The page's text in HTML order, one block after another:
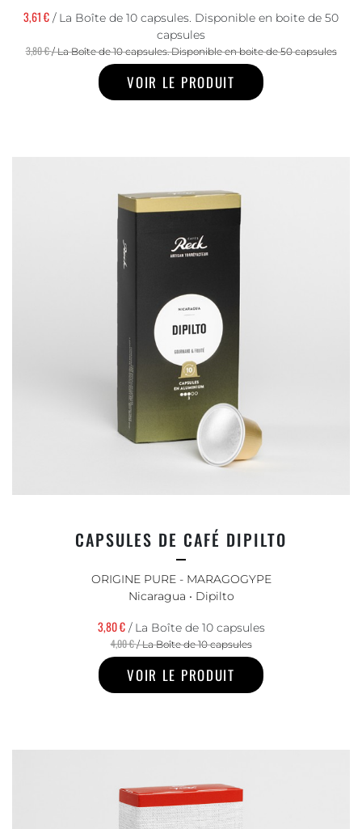
3,61 € / La Boîte de 10 capsules. Disponible en boite de 50
capsules
3,80 €/ La Boîte de 10 capsules. Disponible en boite de 50 capsules
VOIR LE PRODUIT
CAPSULES DE CAFÉ DIPILTO
ORIGINE PURE - MARAGOGYPE
Nicaragua • Dipilto
3,80 €/ La Boîte de 10 capsules
4,00 €/ La Boîte de 10 capsules
VOIR LE PRODUIT